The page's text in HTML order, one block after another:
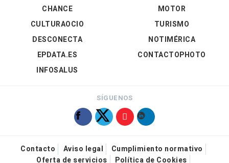
CHANCE
CULTURAOCIO
DESCONECTA
EPDATA.ES
INFOSALUS
MOTOR
TURISMO
NOTIMÉRICA
CONTACTOPHOTO
SÍGUENOS
Contacto Aviso legal
Cumplimiento normativo
Oferta de servicios
Política de Cookies